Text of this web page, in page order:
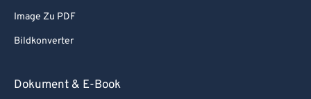
Image Zu PDF
Bildkonverter
Dokument & E-Book